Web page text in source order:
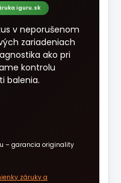
iguru.sk
v neporušenom
zariadeniach
ako pri
kontrolu
balenia.
– garancia originality
záruky a